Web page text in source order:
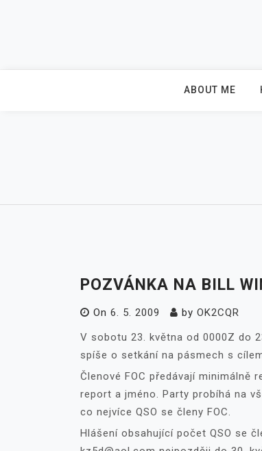
ABOUT ME
POZVÁNKA NA BILL
On 6. 5. 2009 by OK2CQR
V sobotu 23. května od 0000Z do
spíše o setkání na pásmech s
Členové FOC předávají minimálně
report a jméno. Party probíhá na
co nejvíce QSO se členy FOC.
Hlášení obsahující počet QSO se